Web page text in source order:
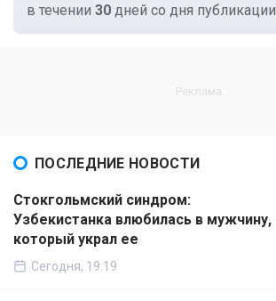
в течении 30 дней со дня публикации.
ПОСЛЕДНИЕ НОВОСТИ
Стокгольмский синдром:
Узбекистанка влюбилась в мужчину,
который украл ее
Сегодня, 19:19